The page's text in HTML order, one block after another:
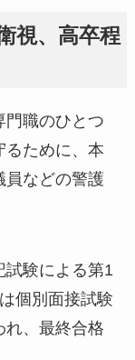
視、高卒程
門職のひとつ
るために、本
員などの警護
試験による第1
個別面接試験
れ、最終合格